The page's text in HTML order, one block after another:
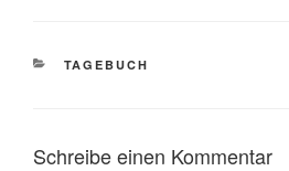
KATEGORIEN
TAGEBUCH
Schreibe einen Kommentar